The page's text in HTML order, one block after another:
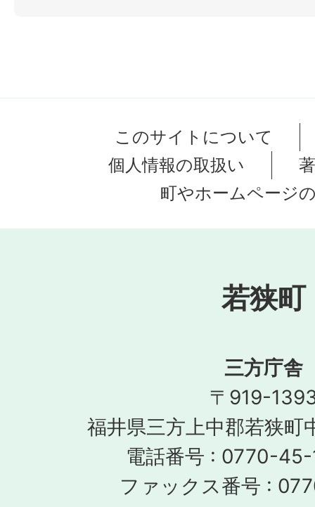
このサイトについて
個人情報の取扱い
町やホームページ
若狭町
三方庁舎
〒919-
福井県三方上中郡若狭町
電話番号 : 0770-45-
ファックス番号 :